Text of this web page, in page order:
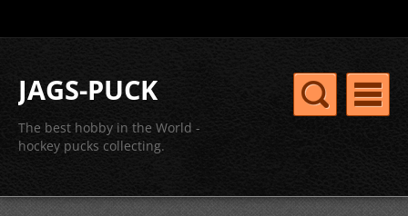
JAGS-PUCK
The best hobby in the World -
hockey pucks collecting.